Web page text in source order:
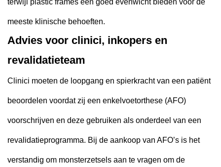
terwijl plastic frames een goed evenwicht bieden voor de
meeste klinische behoeften.
Advies voor clinici, inkopers en
revalidatieteam
Clinici moeten de loopgang en spierkracht van een patiënt
beoordelen voordat zij een enkelvoetorthese (AFO)
voorschrijven en deze gebruiken als onderdeel van een
revalidatieprogramma. Bij de aankoop van AFO’s is het
verstandig om monsterzetsels aan te vragen om de